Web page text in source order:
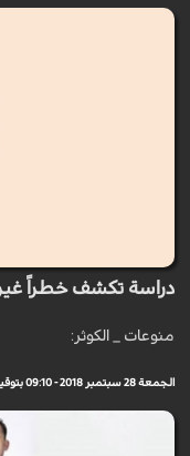
دراسة تكشف خطراً غير
منوعات _ الكوثر:
الجمعة 28 سبتمبر 2018 - 09:10 بتوقيت مكة